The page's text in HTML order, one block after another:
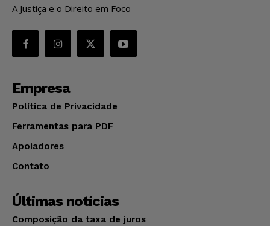
A Justiça e o Direito em Foco
Empresa
Política de Privacidade
Ferramentas para PDF
Apoiadores
Contato
Últimas notícias
Composição da taxa de juros